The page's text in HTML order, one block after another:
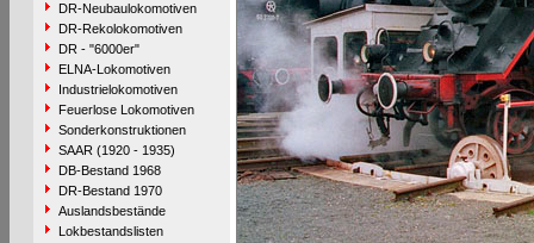
DR-Neubaulokomotiven
DR-Rekolokomotiven
DR - "6000er"
ELNA-Lokomotiven
Industrielokomotiven
Feuerlose Lokomotiven
Sonderkonstruktionen
SAAR (1920 - 1935)
DB-Bestand 1968
DR-Bestand 1970
Auslandsbestände
Lokbestandslisten